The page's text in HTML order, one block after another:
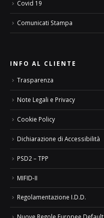
Covid 19
Comunicati Stampa
INFO AL CLIENTE
Trasparenza
Note Legali e Privacy
Cookie Policy
Dichiarazione di Accessibilità
PSD2 – TPP
MIFID-II
Regolamentazione I.D.D.